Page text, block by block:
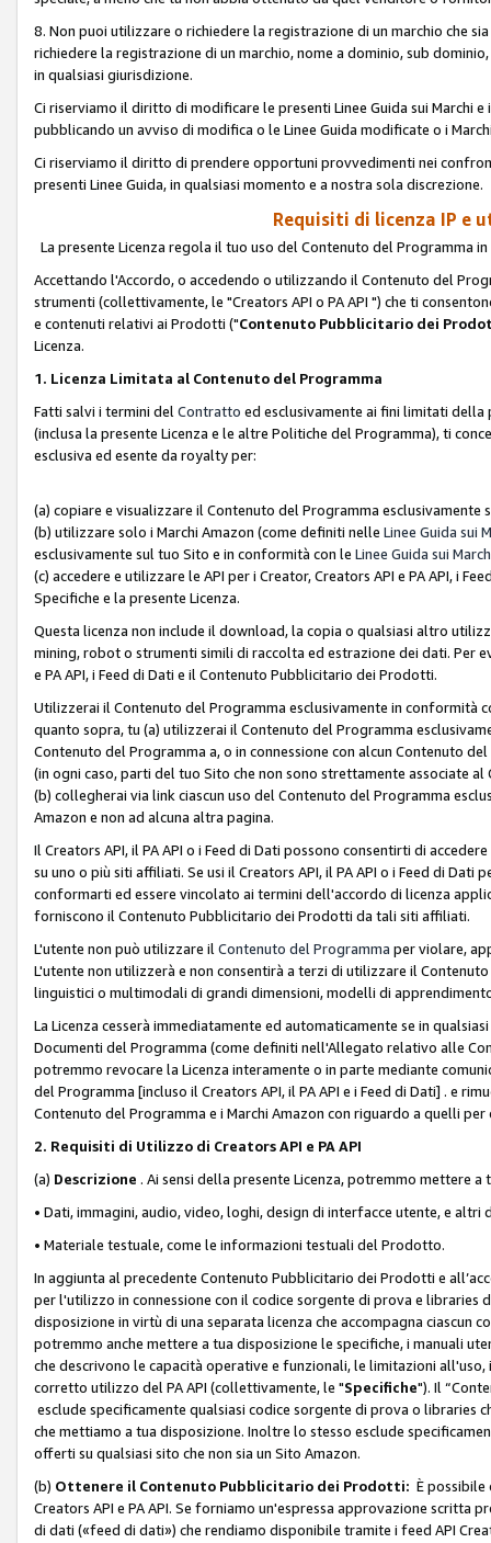
8. Non puoi utilizzare o richiedere la registrazione di un marchio che
richiedere la registrazione di un marchio, nome a dominio, sub
in qualsiasi giurisdizione.
Ci riserviamo il diritto di modificare le presenti Linee Guida sui Marchi
pubblicando un avviso di modifica o le Linee Guida modificate o i
Ci riserviamo il diritto di prendere opportuni provvedimenti nei
presenti Linee Guida, in qualsiasi momento e a nostra sola discrezione.
Requisiti di licenza IP e
La presente Licenza regola il tuo uso del Contenuto del Programma
Accettando l'Accordo, o accedendo o utilizzando il Contenuto del
strumenti (collettivamente, le "Creators API o PA API ") che ti
e contenuti relativi ai Prodotti ("Contenuto Pubblicitario dei
Licenza.
1. Licenza Limitata al Contenuto del Programma
Fatti salvi i termini del Contratto ed esclusivamente ai fini limitati
(inclusa la presente Licenza e le altre Politiche del Programma), ti
esclusiva ed esente da royalty per:
(a) copiare e visualizzare il Contenuto del Programma esclusivamente
(b) utilizzare solo i Marchi Amazon (come definiti nelle Linee Guida sui
esclusivamente sul tuo Sito e in conformità con le Linee Guida sui March
(c) accedere e utilizzare le API per i Creator, Creators API e PA API, i
Specifiche e la presente Licenza.
Questa licenza non include il download, la copia o qualsiasi altro
mining, robot o strumenti simili di raccolta ed estrazione dei dati. Per
e PA API, i Feed di Dati e il Contenuto Pubblicitario dei Prodotti.
Utilizzerai il Contenuto del Programma esclusivamente in conformità
quanto sopra, tu (a) utilizzerai il Contenuto del Programma
Contenuto del Programma a, o in connessione con alcun Contenuto
(in ogni caso, parti del tuo Sito che non sono strettamente associate
(b) collegherai via link ciascun uso del Contenuto del Programma
Amazon e non ad alcuna altra pagina.
Il Creators API, il PA API o i Feed di Dati possono consentirti di
su uno o più siti affiliati. Se usi il Creators API, il PA API o i Feed di
conformarti ed essere vincolato ai termini dell'accordo di licenza
forniscono il Contenuto Pubblicitario dei Prodotti da tali siti affiliati.
L'utente non può utilizzare il Contenuto del Programma per violare,
L'utente non utilizzerà e non consentirà a terzi di utilizzare il
linguistici o multimodali di grandi dimensioni, modelli di
La Licenza cesserà immediatamente ed automaticamente se in
Documenti del Programma (come definiti nell'Allegato relativo alle
potremmo revocare la Licenza interamente o in parte mediante
del Programma [incluso il Creators API, il PA API e i Feed di Dati] . e
Contenuto del Programma e i Marchi Amazon con riguardo a quelli
2. Requisiti di Utilizzo di Creators API e PA API
(a) Descrizione . Ai sensi della presente Licenza, potremmo mettere
• Dati, immagini, audio, video, loghi, design di interfacce utente, e altri
• Materiale testuale, come le informazioni testuali del Prodotto.
In aggiunta al precedente Contenuto Pubblicitario dei Prodotti e
per l'utilizzo in connessione con il codice sorgente di prova e libraries
disposizione in virtù di una separata licenza che accompagna ciascun
potremmo anche mettere a tua disposizione le specifiche, i manuali
che descrivono le capacità operative e funzionali, le limitazioni
corretto utilizzo del PA API (collettivamente, le "Specifiche"). Il
esclude specificamente qualsiasi codice sorgente di prova o libraries
che mettiamo a tua disposizione. Inoltre lo stesso esclude
offerti su qualsiasi sito che non sia un Sito Amazon.
(b) Ottenere il Contenuto Pubblicitario dei Prodotti: È
Creators API e PA API. Se forniamo un'espressa approvazione
di dati («feed di dati») che rendiamo disponibile tramite i feed API